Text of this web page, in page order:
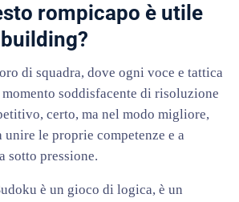
rompicapo è utile
di squadra, dove ogni voce e tattica
soddisfacente di risoluzione
certo, ma nel modo migliore,
unire le proprie competenze e a
sotto pressione.
è un gioco di logica, è un